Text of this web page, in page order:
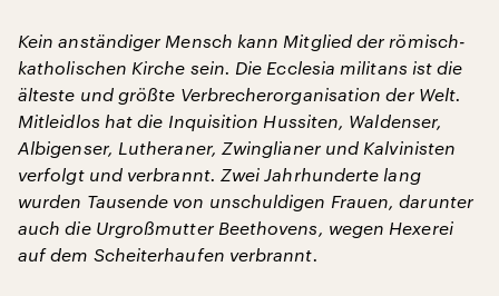
Kein anständiger Mensch kann Mitglied der römisch-
katholischen Kirche sein. Die Ecclesia militans ist die
älteste und größte Verbrecherorganisation der Welt.
Mitleidlos hat die Inquisition Hussiten, Waldenser,
Albigenser, Lutheraner, Zwinglianer und Kalvinisten
verfolgt und verbrannt. Zwei Jahrhunderte lang
wurden Tausende von unschuldigen Frauen, darunter
auch die Urgroßmutter Beethovens, wegen Hexerei
auf dem Scheiterhaufen verbrannt.